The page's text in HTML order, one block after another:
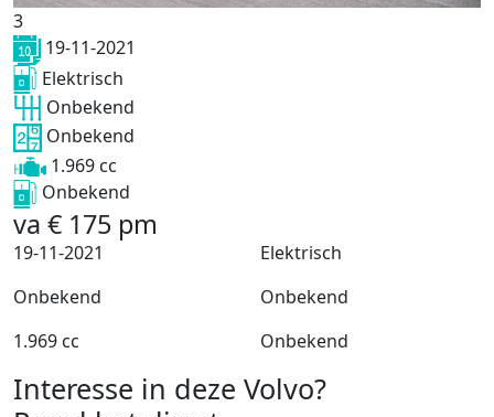
3
19-11-2021
Elektrisch
Onbekend
Onbekend
1.969 cc
Onbekend
va € 175 pm
19-11-2021
Elektrisch
Onbekend
Onbekend
1.969 cc
Onbekend
Interesse in deze Volvo?